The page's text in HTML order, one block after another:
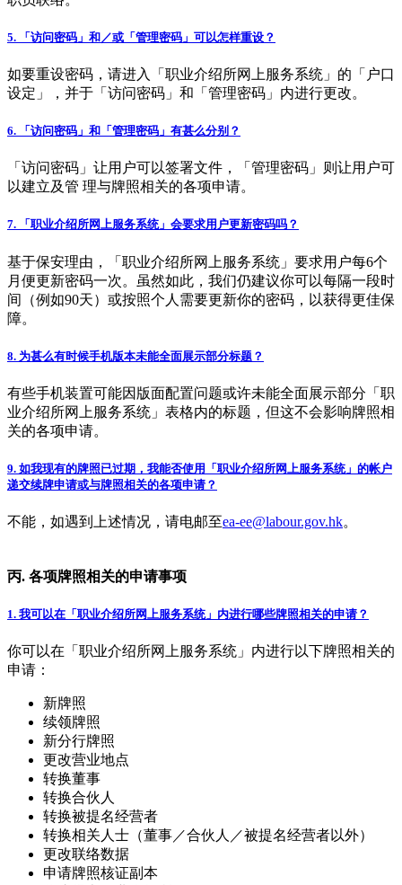
5. 「访问密码」和／或「管理密码」可以怎样重设？
如要重设密码，请进入「职业介绍所网上服务系统」的「户口
设定」，并于「访问密码」和「管理密码」内进行更改。
6. 「访问密码」和「管理密码」有甚么分别？
「访问密码」让用户可以签署文件，「管理密码」则让用户可
以建立及管 理与牌照相关的各项申请。
7. 「职业介绍所网上服务系统」会要求用户更新密码吗？
基于保安理由，「职业介绍所网上服务系统」要求用户每6个
月便更新密码一次。虽然如此，我们仍建议你可以每隔一段时
间（例如90天）或按照个人需要更新你的密码，以获得更佳保
障。
8. 为甚么有时候手机版本未能全面展示部分标题？
有些手机装置可能因版面配置问题或许未能全面展示部分「职
业介绍所网上服务系统」表格内的标题，但这不会影响牌照相
关的各项申请。
9. 如我现有的牌照已过期，我能否使用「职业介绍所网上服务系统」的帐户
递交续牌申请或与牌照相关的各项申请？
不能，如遇到上述情况，请电邮至ea-ee@labour.gov.hk。
丙. 各项牌照相关的申请事项
1. 我可以在「职业介绍所网上服务系统」内进行哪些牌照相关的申请？
你可以在「职业介绍所网上服务系统」内进行以下牌照相关的
申请：
新牌照
续领牌照
新分行牌照
更改营业地点
转换董事
转换合伙人
转换被提名经营者
转换相关人士（董事／合伙人／被提名经营者以外）
更改联络数据
申请牌照核证副本